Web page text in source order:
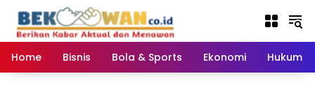
konten
Home
Bisnis Bola & Sports Ekonomi Hukum